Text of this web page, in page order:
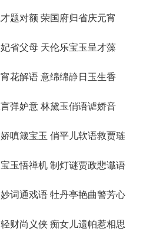
题对额 荣国府归省庆元宵
省父母 天伦乐宝玉呈才藻
花解语 意绵绵静日玉生香
弹妒意 林黛玉俏语谑娇音
嗔箴宝玉 俏平儿软语救贾琏
玉悟禅机 制灯谜贾政悲谶语
词通戏语 牡丹亭艳曲警芳心
财尚义侠 痴女儿遗帕惹相思